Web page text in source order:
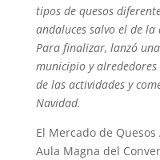
tipos de quesos
andaluces salvo el de
Para finalizar, lanzó
municipio y
de las actividades y
Navidad.
El Mercado de
Aula Magna del